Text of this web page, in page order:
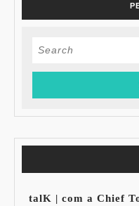
Search
talK | com a Chief